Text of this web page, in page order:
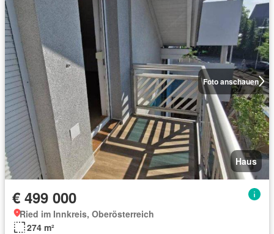
Foto anschauen
Haus
€ 499 000
Ried im Innkreis, Oberösterreich
274 m²